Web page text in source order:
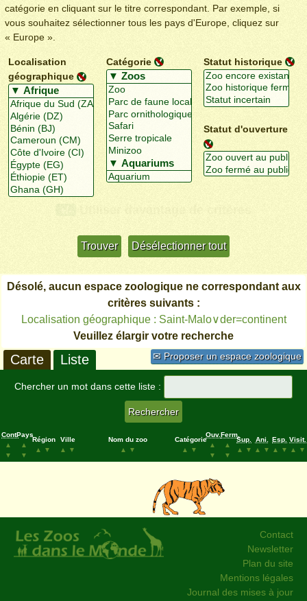
catégorie en cliquant sur le titre correspondant. Par exemple, si
vous souhaitez sélectionner tous les pays d'Europe, cliquez sur
« Europe ».
Localisation
géographique
Catégorie Statut historique
Statut d'ouverture
Désolé, aucun espace zoologique ne correspondant aux
critères suivants :
Localisation géographique : Saint-Malo∨der=continent
Veuillez élargir votre recherche
✉ Proposer un espace zoologique
Carte Liste
Chercher un mot dans cette liste :
Cont.
▲
▼
Pays
▲
▼
Région
▲
▼
Ville
▲
▼
Nom du zoo
▲
▼
Catégorie
▲
▼
Ouv.
▲
▼
Ferm.
▲
▼
Sup.
▲
▼
Ani.
▲
▼
Esp.
▲
▼
Visit.
▲
▼
Contact
Newsletter
Plan du site
Mentions légales
Journal des mises à jour